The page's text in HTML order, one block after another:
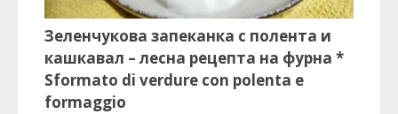
Зеленчукова запеканка с полента и
кашкавал – лесна рецепта на фурна *
Sformato di verdure con polenta e
formaggio